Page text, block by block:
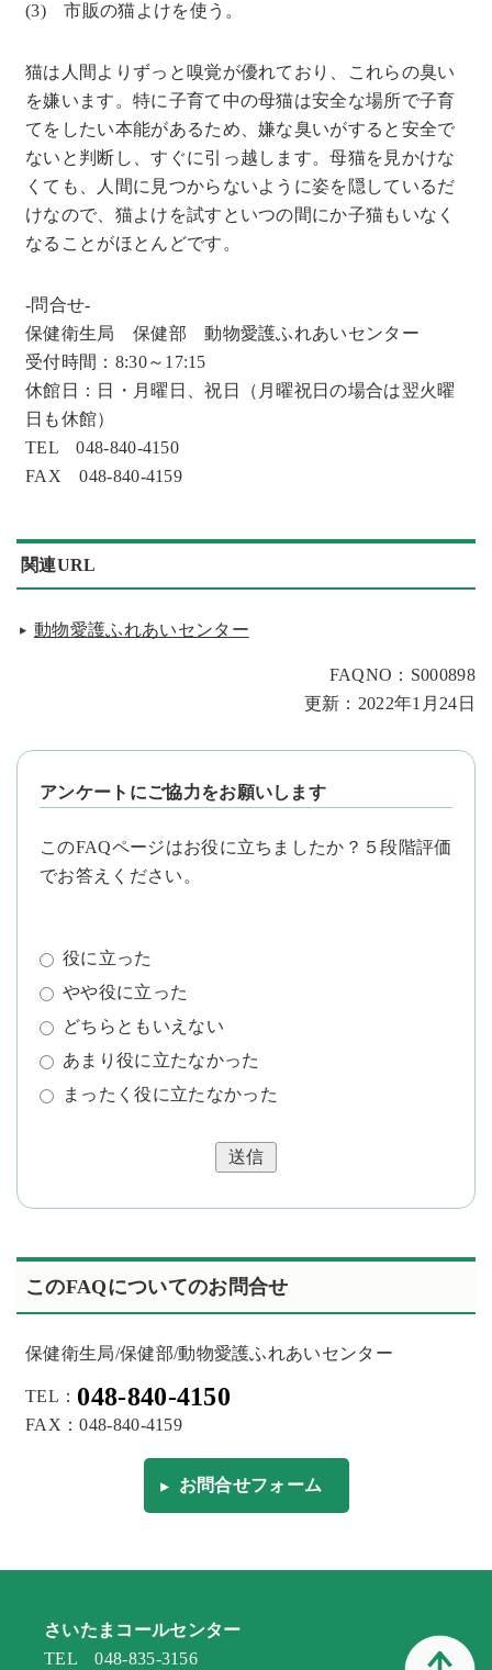
(3) 市販の猫よけを使う。
猫は人間よりずっと嗅覚が優れており、これらの臭い
を嫌います。特に子育て中の母猫は安全な場所で子育
てをしたい本能があるため、嫌な臭いがすると安全で
ないと判断し、すぐに引っ越します。母猫を見かけな
くても、人間に見つからないように姿を隠しているだ
けなので、猫よけを試すといつの間にか子猫もいなく
なることがほとんどです。
-問合せ-
保健衛生局 保健部 動物愛護ふれあいセンター
受付時間：8:30～17:15
休館日：日・月曜日、祝日（月曜祝日の場合は翌火曜
日も休館）
TEL 048-840-4150
FAX 048-840-4159
関連URL
動物愛護ふれあいセンター
FAQNO：S000898
更新：2022年1月24日
アンケートにご協力をお願いします
このFAQページはお役に立ちましたか？５段階評価
でお答えください。
役に立った
やや役に立った
どちらともいえない
あまり役に立たなかった
まったく役に立たなかった
送信
このFAQについてのお問合せ
保健衛生局/保健部/動物愛護ふれあいセンター
TEL： 048-840-4150
FAX：048-840-4159
お問合せフォーム
さいたまコールセンター
TEL 048-835-3156